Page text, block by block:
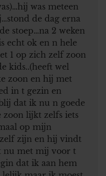
was meteen
de dag erna
stoep…na 2 weken
echt ok en n hele
1 op zich zelf zoon
kids..(heeft wel
zoon en hij met
in t gezin en
dat ik nu n goede
lijkt zelfs iets
op mijn
zijn en hij vindt
nu met mij voor t
dat ik aan hem